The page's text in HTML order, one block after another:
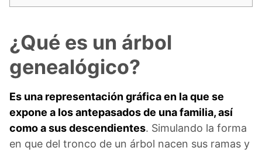
¿Qué es un árbol
genealógico?
Es una representación gráfica en la que se
expone a los antepasados de una familia, así
como a sus descendientes. Simulando la forma
en que del tronco de un árbol nacen sus ramas y